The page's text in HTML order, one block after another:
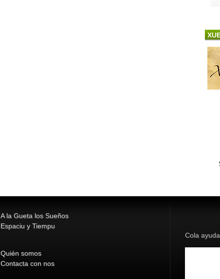
A la Gueta los Sueños
Espaciu y Tiempu
Quién somos
Contacta con nos
Cola